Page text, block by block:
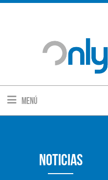
Menú
Noticias